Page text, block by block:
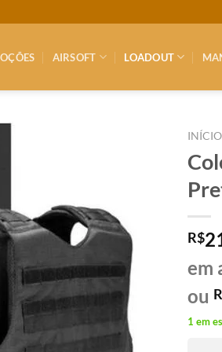
AIRSOFT LOADOUT
INÍCIO
R$
em
ou
1 em